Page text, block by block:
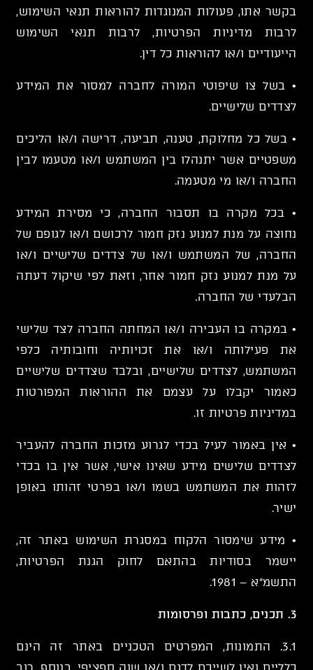
בקשר אתו, פעולות המנוגדות להוראות תנאי השימוש,
לרבות מדיניות הפרטיות, לרבות תנאי השימוש
הייעודיים ו/או להוראות כל דין.
• בשל צו שיפוטי המורה לחברה למסור את המידע
לצדדים שלישיים.
• בשל כל מחלוקת, טענה, תביעה, דרישה ו/או הליכים
משפטיים אשר יתנהלו בין המשתמש ו/או מטעמו לבין
החברה ו/או מי מטעמה.
• בכל מקרה בו תסבור החברה, כי מסירת המידע
נחוצה על מנת למנוע נזק חמור לרכושם ו/או לגופם של
החברה, של המשתמש ו/או של צדדים שלישיים ו/או
על מנת למנוע נזק חמור אחר, וזאת לפי שיקול דעתה
הבלעדי של החברה.
• במקרה בו העבירה ו/או המחתה החברה לצד שלישי
את פעילותה ו/או את זכויותיה וחובותיה כלפי
המשתמש, לצדדים שלישיים, ובלבד שצדדים שלישיים
כאמור יקבלו על עצמם את ההוראות המפורטות
במדיניות פרטיות זו.
• אין באמור לעיל בכדי לגרוע מזכות החברה להעביר
לצדדים שלישים מידע שאינו אישי, אשר אין בו בכדי
לזהות את המשתמש בשמו ו/או בפרטי זהותו באופן
ישיר.
• מידע שימסור הלקוח במסגרת השימוש באתר זה,
יישמר בסודיות בהתאם לחוק הגנת הפרטיות,
התשמ"א – 1981.
3. תכנים, כתבות ופרסומות
3.1. התמונות, המפרטים הטכניים באתר זה הינם